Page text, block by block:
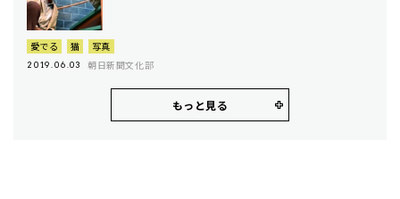
愛でる 猫 写真
2019.06.03 朝日新聞文化部
もっと見る